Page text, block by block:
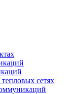
сетях